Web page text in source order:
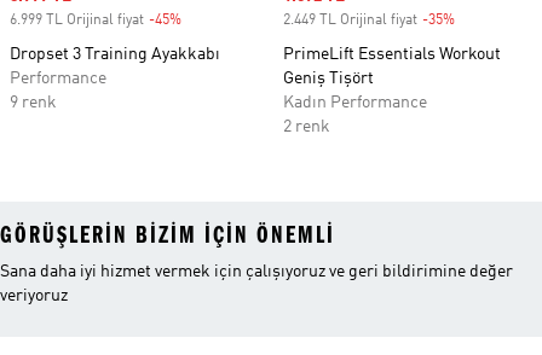
6.999 TL Orijinal fiyat -45%
Dropset 3 Training Ayakkabı
Performance
9 renk
2.449 TL Orijinal fiyat -35%
PrimeLift Essentials Workout
Geniş Tişört
Kadın Performance
2 renk
GÖRÜŞLERIN BIZIM IÇIN ÖNEMLI
Sana daha iyi hizmet vermek için çalışıyoruz ve geri bildirimine değer
veriyoruz